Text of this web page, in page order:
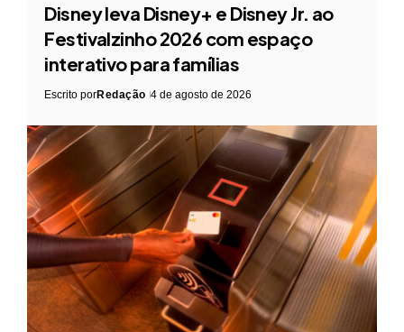
Disney leva Disney+ e Disney Jr. ao
Festivalzinho 2026 com espaço
interativo para famílias
Escrito porRedação 4 de agosto de 2026